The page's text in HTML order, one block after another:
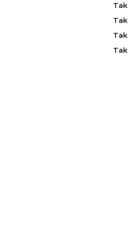
Tak
Tak
Tak
Tak